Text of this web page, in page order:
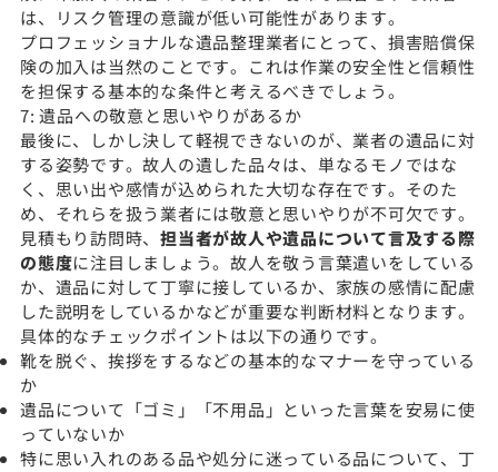
は、リスク管理の意識が低い可能性があります。
プロフェッショナルな遺品整理業者にとって、損害賠償保
険の加入は当然のことです。これは作業の安全性と信頼性
を担保する基本的な条件と考えるべきでしょう。
7: 遺品への敬意と思いやりがあるか
最後に、しかし決して軽視できないのが、業者の遺品に対
する姿勢です。故人の遺した品々は、単なるモノではな
く、思い出や感情が込められた大切な存在です。そのた
め、それらを扱う業者には敬意と思いやりが不可欠です。
見積もり訪問時、 担当者が故人や遺品について言及する際
の態度に注目しましょう。故人を敬う言葉遣いをしている
か、遺品に対して丁寧に接しているか、家族の感情に配慮
した説明をしているかなどが重要な判断材料となります。
具体的なチェックポイントは以下の通りです。
靴を脱ぐ、挨拶をするなどの基本的なマナーを守っている
か
遺品について「ゴミ」「不用品」といった言葉を安易に使
っていないか
特に思い入れのある品や処分に迷っている品について、丁